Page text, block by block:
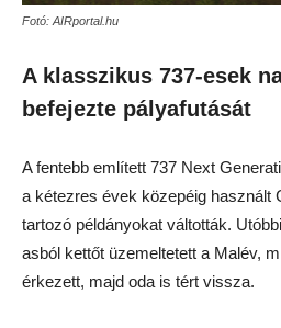
Fotó: AIRportal.hu
A klasszikus 737-esek
befejezte pályafutását
A fentebb említett 737 Next
a kétezres évek közepéig használt
tartozó példányokat váltották.
asból kettőt üzemeltetett a Malév,
érkezett, majd oda is tért vissza.